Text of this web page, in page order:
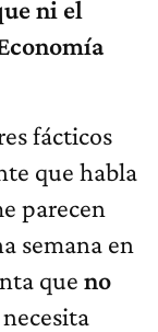
ni el
fácticos
que habla
parecen
semana en
que no
necesita